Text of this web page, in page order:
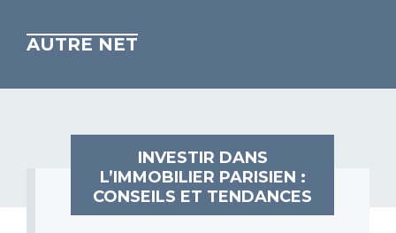
AUTRE NET
INVESTIR DANS
L’IMMOBILIER PARISIEN :
CONSEILS ET TENDANCES